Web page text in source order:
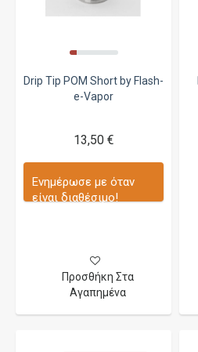
Drip Tip POM Short by Flash-
e-Vapor
13,50 €
Ενημέρωσε με όταν
είναι διαθέσιμο!
Προσθήκη Στα
Αγαπημένα